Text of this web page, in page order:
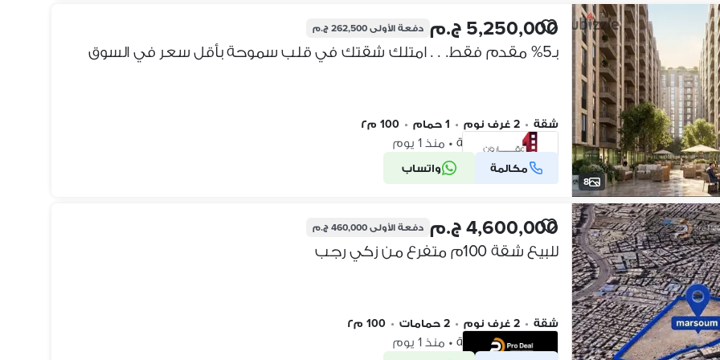
8
5,250,000 ج.م دفعة الأولى262,500 ج.م
بـ5% مقدم فقط. . . امتلك شقتك في قلب سموحة بأقل سعر في السوق
شقة • 2 غرف نوم • 1 حمام • 100 م٢
مرسوم، سموحة • منذ 1 يوم
مكالمة واتساب شركة موثقة
4,600,000 ج.م دفعة الأولى460,000 ج.م
للبيع شقة 100م متفرع من زكي رجب
شقة • 2 غرف نوم • 2 حمامات • 100 م٢
مرسوم، سموحة • منذ 1 يوم